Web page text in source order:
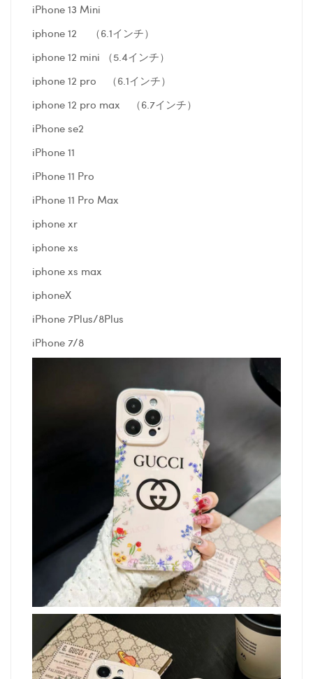
iPhone 13 Mini
iphone 12 （6.1インチ）
iphone 12 mini （5.4インチ）
iphone 12 pro （6.1インチ）
iphone 12 pro max （6.7インチ）
iPhone se2
iPhone 11
iPhone 11 Pro
iPhone 11 Pro Max
iphone xr
iphone xs
iphone xs max
iphoneX
iPhone 7Plus/8Plus
iPhone 7/8